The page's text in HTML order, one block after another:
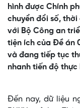
hình được Chính
chuyển đổi số, thời
với Bộ Công an
tiện ích của Đề án
và đang tiếp tục
nhanh tiến độ
Đến nay, dữ liệu